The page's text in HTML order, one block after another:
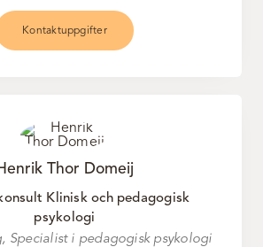
Kontaktuppgifter
Thor Domeij
Klinisk och pedagogisk
psykologi
Specialist i pedagogisk psykologi